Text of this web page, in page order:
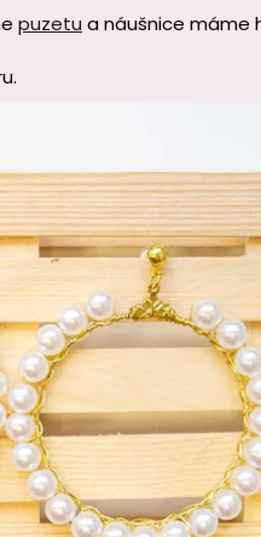
puzetu a náušnice máme